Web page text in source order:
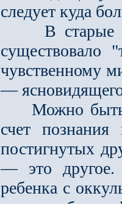
следует куда
В старые
существовало
чувственному
—
Можно быть
счет
постигнутых
— это другое.
ребенка с